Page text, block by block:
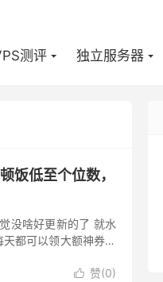
测评 独立服务器
饭低至个位数，
没啥好更新的了 就水
都可以领大额神券，
 赞(0)